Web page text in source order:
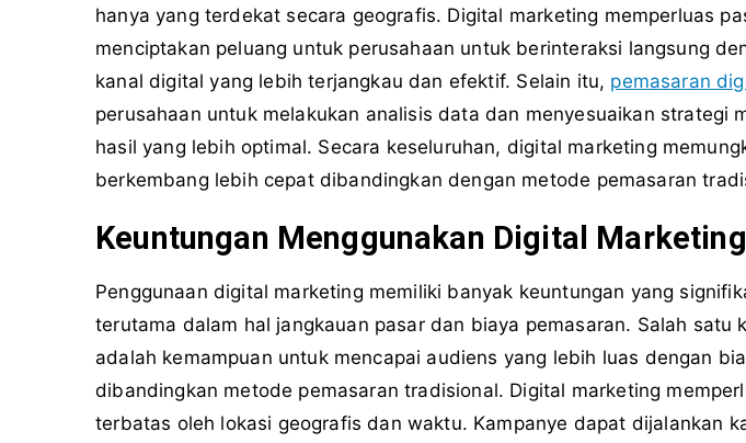
hanya yang terdekat secara geografis. Digital marketing memperluas
menciptakan peluang untuk perusahaan untuk berinteraksi langsung
kanal digital yang lebih terjangkau dan efektif. Selain itu, pemasaran
perusahaan untuk melakukan analisis data dan menyesuaikan strategi
hasil yang lebih optimal. Secara keseluruhan, digital marketing
berkembang lebih cepat dibandingkan dengan metode pemasaran
Keuntungan Menggunakan Digital Marketing
Penggunaan digital marketing memiliki banyak keuntungan yang
terutama dalam hal jangkauan pasar dan biaya pemasaran. Salah satu
adalah kemampuan untuk mencapai audiens yang lebih luas dengan
dibandingkan metode pemasaran tradisional. Digital marketing
terbatas oleh lokasi geografis dan waktu. Kampanye dapat dijalankan